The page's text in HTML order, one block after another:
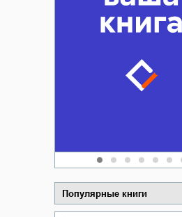
Популярные книги